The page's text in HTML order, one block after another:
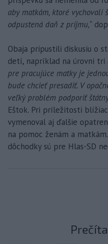
aby matkám, ktoré vychovali
odpustená daň z príjmu,“
Obaja pripustili diskusiu o
detí, napríklad na úrovni tri
pre pracujúce matky je
bude chcieť presadiť. V
veľký problém podporiť
Eštok. Pri príležitosti
vymenoval aj ďalšie
na pomoc ženám a
dôchodky sú pre Hlas-SD